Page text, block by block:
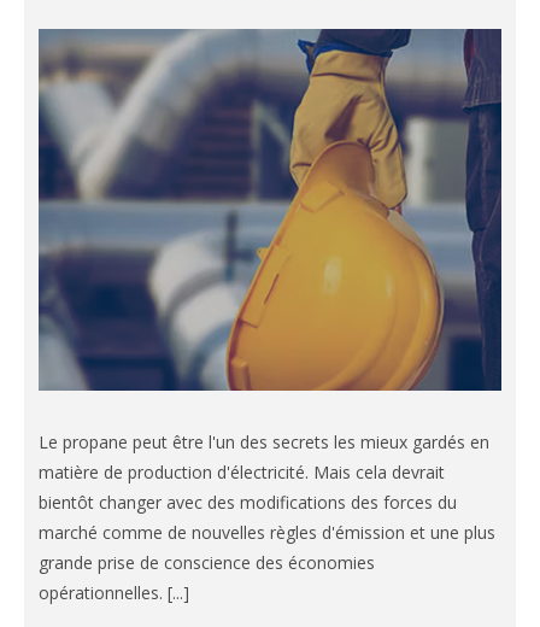
Le propane peut être l'un des secrets les mieux gardés en
matière de production d'électricité. Mais cela devrait
bientôt changer avec des modifications des forces du
marché comme de nouvelles règles d'émission et une plus
grande prise de conscience des économies
opérationnelles. [...]